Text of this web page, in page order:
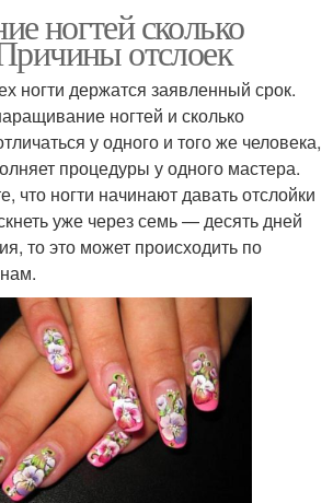
ногтей сколько
отслоек
ногти держатся заявленный срок.
ногтей и сколько
у одного и того же человека,
процедуры у одного мастера.
что ногти начинают давать отслойки
уже через семь — десять дней
то это может происходить по